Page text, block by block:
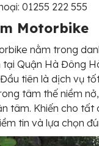
01255 222 555
Motorbike
nằm trong
Quận Hà Đông
tiên là dịch vụ
tâm thế niềm
tâm. Khiến cho tất
tin và lựa chọn